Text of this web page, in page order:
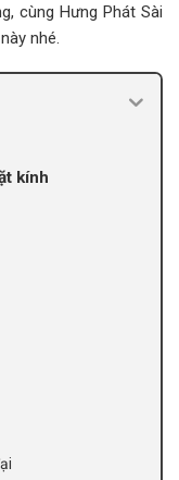
cùng Hưng Phát Sài
nhé.
kính